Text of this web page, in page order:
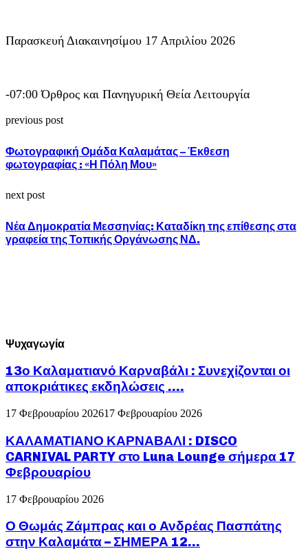
Παρασκευή Διακαινησίμου 17 Απριλίου 2026
-07:00 Όρθρος και Πανηγυρική Θεία Λειτουργία
previous post
Φωτογραφική Ομάδα Καλαμάτας – Έκθεση
φωτογραφίας : «Η Πόλη Μου»
next post
Νέα Δημοκρατία Μεσσηνίας: Καταδίκη της επίθεσης στα
γραφεία της Τοπικής Οργάνωσης ΝΔ.
Ψυχαγωγία
13ο Καλαματιανό Καρναβάλι : Συνεχίζονται οι
αποκριάτικες εκδηλώσεις ….
17 Φεβρουαρίου 202617 Φεβρουαρίου 2026
ΚΑΛΑΜΑΤΙΑΝΟ ΚΑΡΝΑΒΑΛΙ : DISCO
CARNIVAL PARTY στο Luna Lounge σήμερα 17
Φεβρουαρίου
17 Φεβρουαρίου 2026
Ο Θωμάς Ζάμπρας και ο Ανδρέας Πασπάτης
στην Καλαμάτα – ΣΗΜΕΡΑ 12...